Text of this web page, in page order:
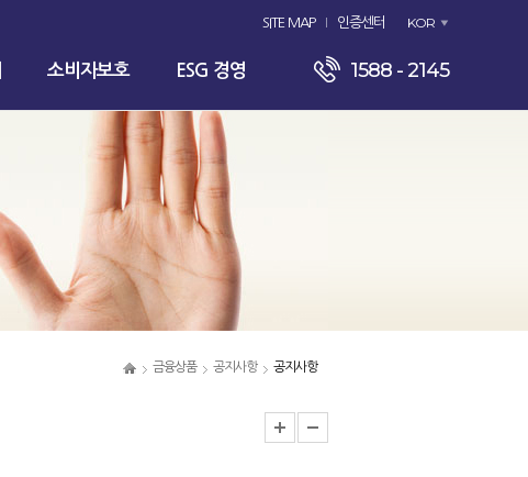
SITE MAP 인증센터 KOR
소비자보호 ESG 경영 1588 - 2145
금융상품 공지사항 공지사항